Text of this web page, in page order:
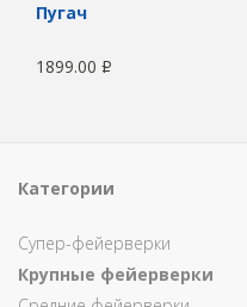
Пугач
1899.00 Р
Категории
Супер-фейерверки
Крупные фейерверки